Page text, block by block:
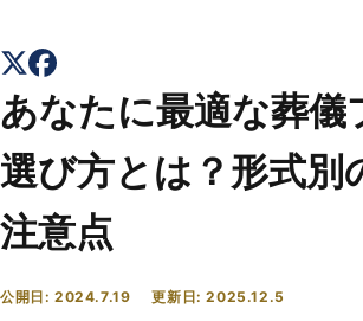
あなたに最適な葬儀
選び方とは？形式別
注意点
公開日:2024.7.19 更新日:2025.12.5